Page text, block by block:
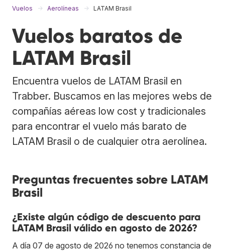
Vuelos Aerolíneas LATAM Brasil
Vuelos baratos de
LATAM Brasil
Encuentra vuelos de LATAM Brasil en
Trabber. Buscamos en las mejores webs de
compañías aéreas low cost y tradicionales
para encontrar el vuelo más barato de
LATAM Brasil o de cualquier otra aerolínea.
Preguntas frecuentes sobre LATAM
Brasil
¿Existe algún código de descuento para
LATAM Brasil válido en agosto de 2026?
A día 07 de agosto de 2026 no tenemos constancia de